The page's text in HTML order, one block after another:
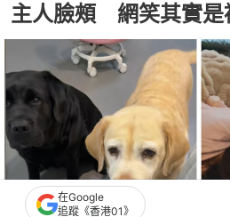
主人臉頰 網笑其實是
在Google
追蹤《香港01》